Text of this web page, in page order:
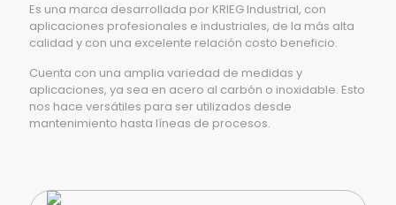
Es una marca desarrollada por KRIEG Industrial, con
aplicaciones profesionales e industriales, de la más alta
calidad y con una excelente relación costo beneficio.
Cuenta con una amplia variedad de medidas y
aplicaciones, ya sea en acero al carbón o inoxidable. Esto
nos hace versátiles para ser utilizados desde
mantenimiento hasta líneas de procesos.